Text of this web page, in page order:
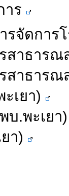
าร
รจัดการ
สาธาร
สาธาร
เยา)
บ.พะเย
า)